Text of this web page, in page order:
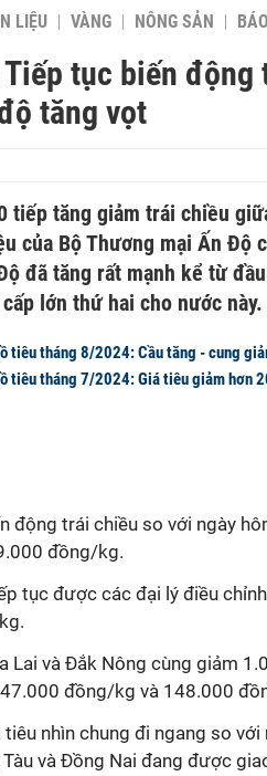
LIỆU VÀNG NÔNG SẢN
tục biến động
tăng vọt
tiếp tăng giảm trái chiều
của Bộ Thương mại Ấn Độ
đã tăng rất mạnh kể từ
lớn thứ hai cho nước này.
tiêu tháng 8/2024: Cầu tăng - cung
tiêu tháng 7/2024: Giá tiêu giảm hơn
động trái chiều so với ngày
đồng/kg.
tục được các đại lý điều
Lai và Đắk Nông cùng giảm
đồng/kg và 148.000
nhìn chung đi ngang so với
Tàu và Đồng Nai đang được